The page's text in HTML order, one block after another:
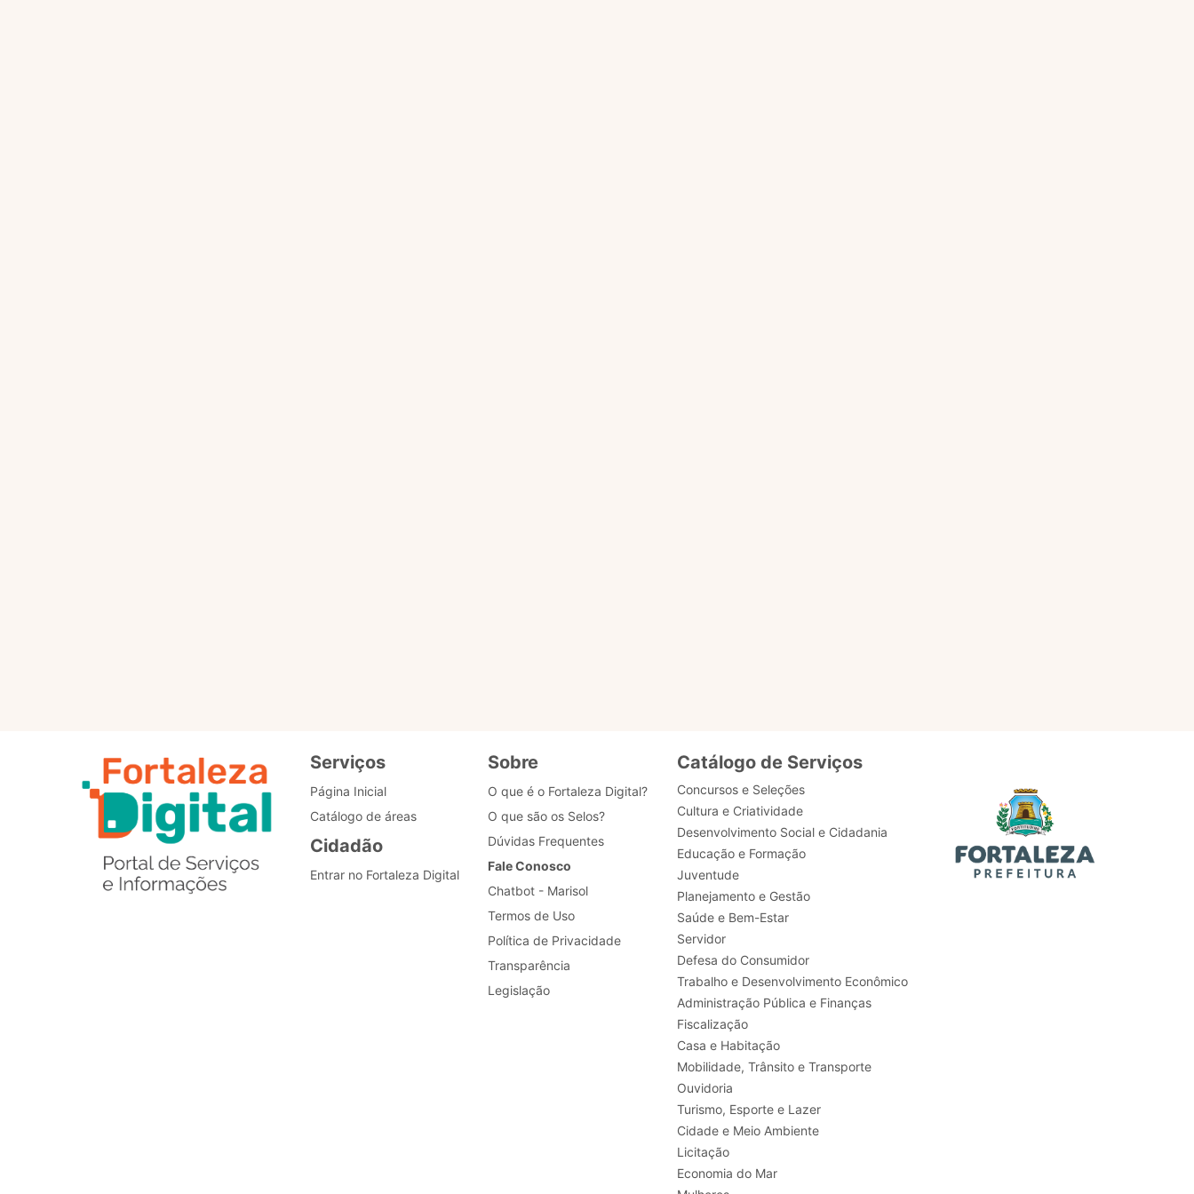
Serviços
Página Inicial
Catálogo de áreas
Cidadão
Entrar no Fortaleza Digital
Sobre
O que é o Fortaleza Digital?
O que são os Selos?
Dúvidas Frequentes
Fale Conosco
Chatbot - Marisol
Termos de Uso
Política de Privacidade
Transparência
Legislação
Catálogo de Serviços
Concursos e Seleções
Cultura e Criatividade
Desenvolvimento Social e Cidadania
Educação e Formação
Juventude
Planejamento e Gestão
Saúde e Bem-Estar
Servidor
Defesa do Consumidor
Trabalho e Desenvolvimento Econômico
Administração Pública e Finanças
Fiscalização
Casa e Habitação
Mobilidade, Trânsito e Transporte
Ouvidoria
Turismo, Esporte e Lazer
Cidade e Meio Ambiente
Licitação
Economia do Mar